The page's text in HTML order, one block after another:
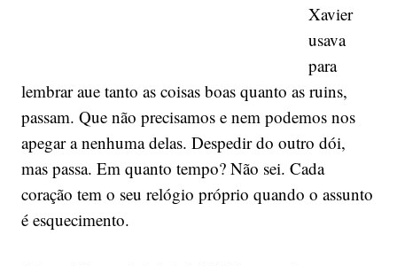
Xavier
usava
para
lembrar aue tanto as coisas boas quanto as ruins,
passam. Que não precisamos e nem podemos nos
apegar a nenhuma delas. Despedir do outro dói,
mas passa. Em quanto tempo? Não sei. Cada
coração tem o seu relógio próprio quando o assunto
é esquecimento.